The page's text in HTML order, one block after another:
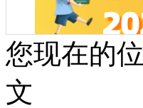
您现在的位
文